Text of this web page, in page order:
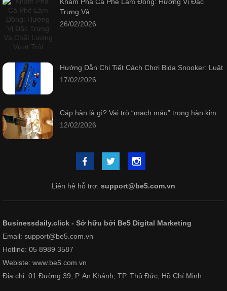
Trưng Và
26/02/2026
Hướng Dẫn Chi Tiết Cách Chơi Bida Snooker: Luật
17/02/2026
Cáp hàn là gì? Vai trò “mạch máu” trong hàn kim
12/02/2026
Liên hệ hỗ trợ: support@be5.com.vn
Businessdaily.click - Sở hữu bởi Be5 Digital Marketing
Email: support@be5.com.vn
Hotline: 05 8989 3587
Webiste: www.be5.com.vn
Địa chỉ: 01 Đường 39, P. An Khánh, TP. Thủ Đức, Hồ Chí Minh